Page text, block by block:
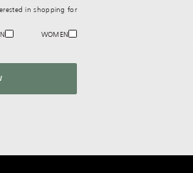
in shopping for?
WOMEN